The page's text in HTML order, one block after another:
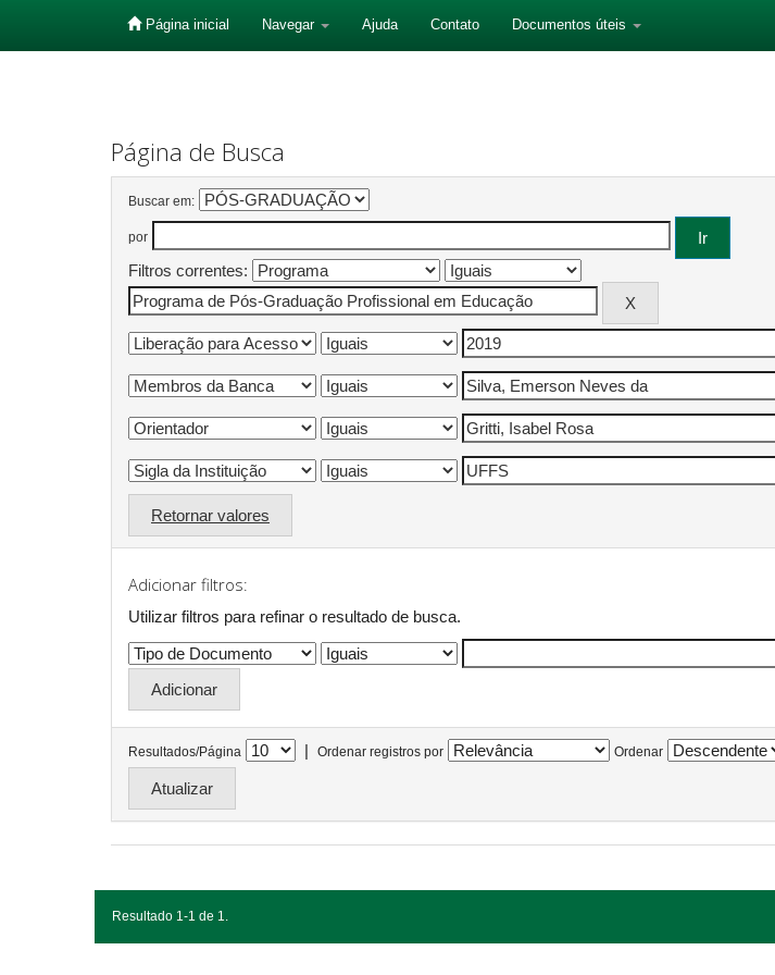
Página inicial Navegar Ajuda Contato Documentos úteis
Página de Busca
Buscar em:
por
Filtros correntes:
Retornar valores
Adicionar filtros:
Utilizar filtros para refinar o resultado de busca.
Resultados/Página | Ordenar registros por Ordenar
Resultado 1-1 de 1.